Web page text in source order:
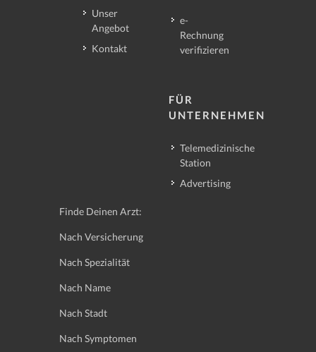
Unser
Angebot
Kontakt
e-
Rechnung
verifizieren
FÜR
UNTERNEHMEN
Telemedizinische
Station
Advertising
Finde Deinen Arzt:
Nach Versicherung
Nach Spezialität
Nach Name
Nach Stadt
Nach Symptomen